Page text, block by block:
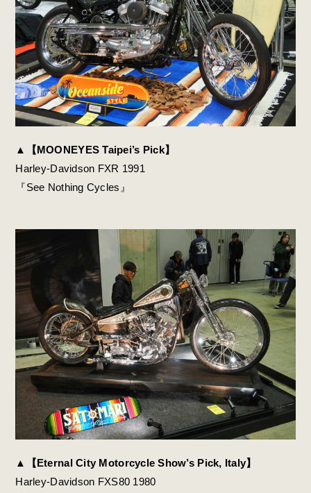
▲【MOONEYES Taipei’s Pick】
Harley-Davidson FXR 1991
『See Nothing Cycles』
▲【Eternal City Motorcycle Show’s Pick, Italy】
Harley-Davidson FXS80 1980